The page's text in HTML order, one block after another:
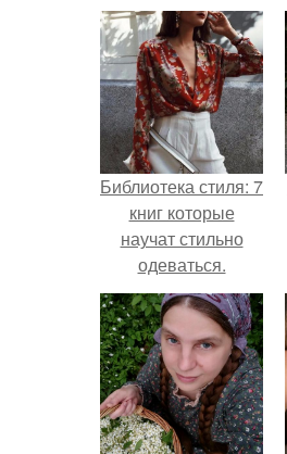
Библиотека стиля: 7
книг которые
научат стильно
одеваться.